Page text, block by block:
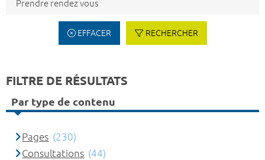
EFFACER RECHERCHER
FILTRE DE RÉSULTATS
Par type de contenu
Pages (230)
Consultations (44)